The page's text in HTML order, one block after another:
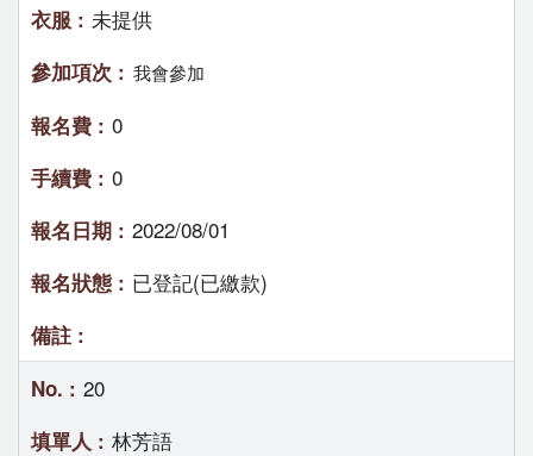
未提供
我會參加
0
0
2022/08/01
已登記(已繳款)
20
林芳語